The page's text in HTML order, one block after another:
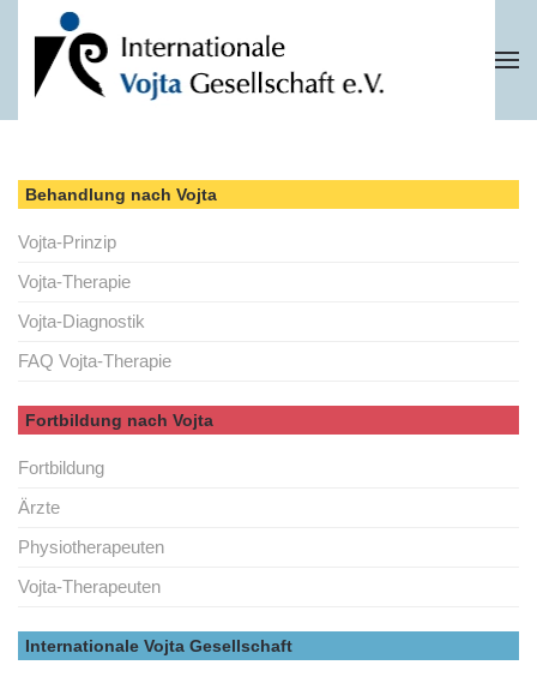
Zum Hauptinhalt springen
Behandlung nach Vojta
Vojta-Prinzip
Vojta-Therapie
Vojta-Diagnostik
FAQ Vojta-Therapie
Fortbildung nach Vojta
Fortbildung
Ärzte
Physiotherapeuten
Vojta-Therapeuten
Internationale Vojta Gesellschaft